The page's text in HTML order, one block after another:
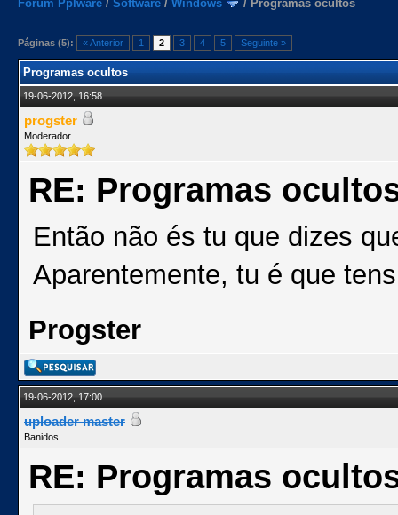
Forum Pplware / Software / Windows / Programas ocultos
Páginas (5): « Anterior 1 2 3 4 5 Seguinte »
Programas ocultos
19-06-2012, 16:58
progster
Moderador
RE: Programas
Então não és tu que dizes
Aparentemente, tu é que
Progster
19-06-2012, 17:00
uploader master
Banidos
RE: Programas